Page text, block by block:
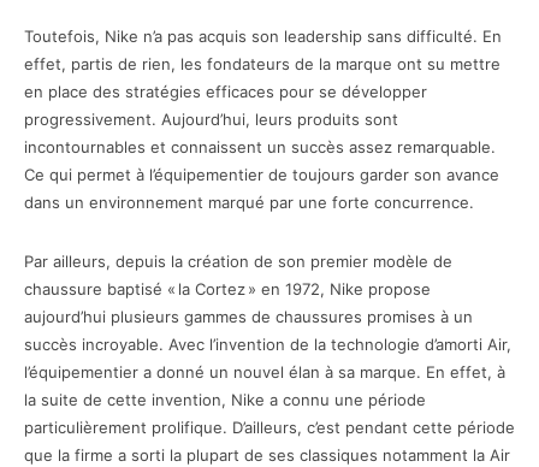
Toutefois, Nike n’a pas acquis son leadership sans difficulté. En
effet, partis de rien, les fondateurs de la marque ont su mettre
en place des stratégies efficaces pour se développer
progressivement. Aujourd’hui, leurs produits sont
incontournables et connaissent un succès assez remarquable.
Ce qui permet à l’équipementier de toujours garder son avance
dans un environnement marqué par une forte concurrence.
Par ailleurs, depuis la création de son premier modèle de
chaussure baptisé « la Cortez » en 1972, Nike propose
aujourd’hui plusieurs gammes de chaussures promises à un
succès incroyable. Avec l’invention de la technologie d’amorti Air,
l’équipementier a donné un nouvel élan à sa marque. En effet, à
la suite de cette invention, Nike a connu une période
particulièrement prolifique. D’ailleurs, c’est pendant cette période
que la firme a sorti la plupart de ses classiques notamment la Air